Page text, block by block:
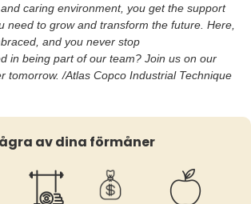
caring environment, you get the support
need to grow and transform the future. Here,
and you never stop
in being part of our team? Join us on our
tomorrow. /Atlas Copco Industrial Technique
av dina förmåner